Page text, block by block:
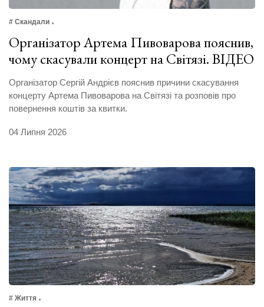
# Скандали
Організатор Артема Пивоварова пояснив,
чому скасували концерт на Світязі. ВІДЕО
Організатор Сергій Андрієв пояснив причини скасування
концерту Артема Пивоварова на Світязі та розповів про
повернення коштів за квитки.
04 Липня 2026
# Життя